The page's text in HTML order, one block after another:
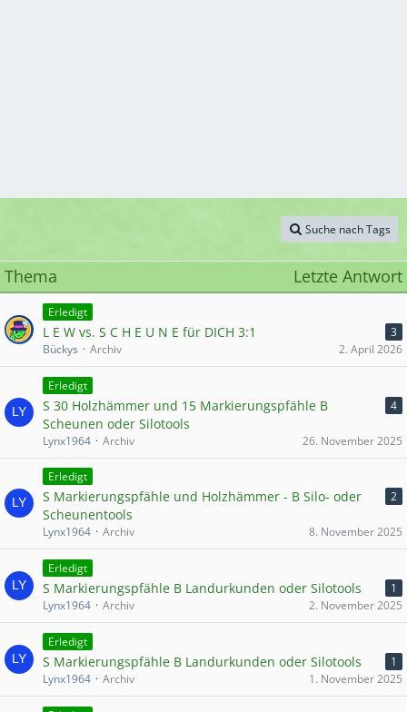
Suche nach Tags
Thema Letzte Antwort
Erledigt
L E W vs. S C H E U N E für DICH 3:1
3
Bückys
Archiv 2. April 2026
Erledigt
S 30 Holzhämmer und 15 Markierungspfähle B
Scheunen oder Silotools
4
Lynx1964 Archiv 26. November 2025
Erledigt
S Markierungspfähle und Holzhämmer - B Silo- oder
Scheunentools
2
Lynx1964 Archiv 8. November 2025
Erledigt
S Markierungspfähle B Landurkunden oder Silotools
1
Lynx1964
Archiv 2. November 2025
Erledigt
S Markierungspfähle B Landurkunden oder Silotools
1
Lynx1964
Archiv 1. November 2025